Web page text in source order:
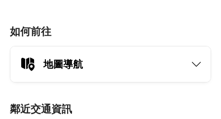
如何前往
地圖導航
鄰近交通資訊